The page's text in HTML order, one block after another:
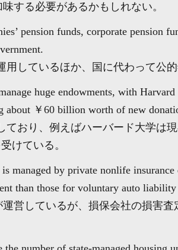
する必要があるかもしれない。
pension funds, corporate pension
しているほか、国に代わって公
huge endowments, with
￥60 billion worth of new
おり、例えばハーバード大学は
けている。
managed by private nonlife insurance
than those for voluntary auto liability
営しているが、損保会社の損害